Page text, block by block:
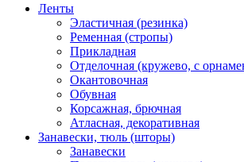
Ленты
Эластичная (резинка)
Ременная (стропы)
Прикладная
Отделочная (кружево, с
Окантовочная
Обувная
Корсажная, брючная
Атласная, декоративная
Занавески, тюль (шторы)
Занавески